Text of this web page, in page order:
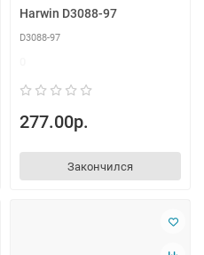
Harwin D3088-97
D3088-97
277.00р.
Закончился